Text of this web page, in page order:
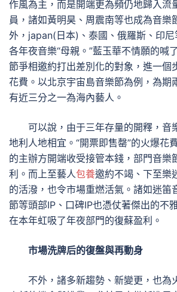
作風為主，而是開端更為頻仍地歸入流
員，諸如黃明昊、周震南等也成為音樂
外，japan(日本)、泰國、俄羅斯、印
各年夜音樂“母親。”藍玉華不情願的喊
節爭相邀約打出差別化的對象，進一個
花費。以北京宇宙島音樂節為例，為期
有近三分之一為海內藝人。
可以說，由于三年存量的開釋，音
地利人地相宜。“開票即售罄”的火爆花
的主辦方開端收受接管本錢，部門音樂
利。而上至藝人包養邀約不竭、下至樂
的活潑，也令市場重燃活氣。諸如迷笛
節等頭部IP、口碑IP也憑仗著傑出的不
在本年虹吸了年夜部門的復蘇盈利。
市場洗牌后的復盤與再動身
不外，諸多新趨勢、新變更，也為